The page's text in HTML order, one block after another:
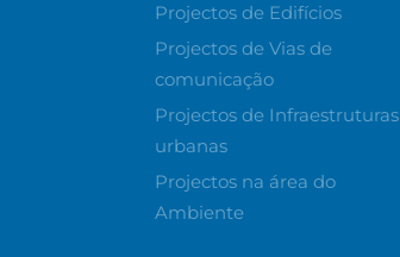
Projectos de Edifícios
Projectos de Vias de
comunicação
Projectos de Infraestruturas
urbanas
Projectos na área do
Ambiente